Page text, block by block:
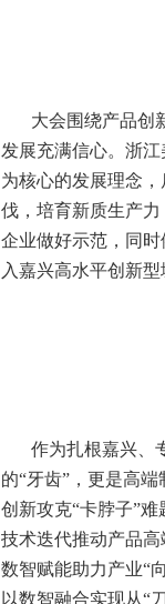
大会围绕产品创
发展充满信心。浙
为核心的发展理念
伐，培育新质生产
企业做好示范，同
入嘉兴高水平创新
作为扎根嘉兴、
的“牙齿”，更是高
创新攻克“卡脖子”
技术迭代推动产品
数智赋能助力产业“
以数智融合实现从“